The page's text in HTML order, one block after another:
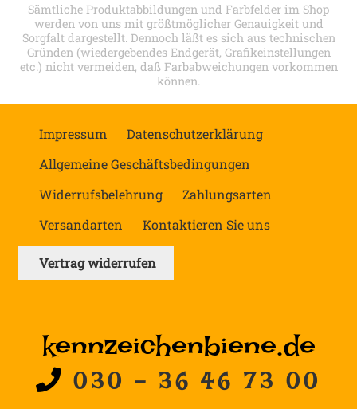
Sämtliche Produktabbildungen und Farbfelder im Shop
werden von uns mit größtmöglicher Genauigkeit und
Sorgfalt dargestellt. Dennoch läßt es sich aus technischen
Gründen (wiedergebendes Endgerät, Grafikeinstellungen
etc.) nicht vermeiden, daß Farbabweichungen vorkommen
können.
Impressum
Datenschutzerklärung
Allgemeine Geschäftsbedingungen
Widerrufsbelehrung
Zahlungsarten
Versandarten
Kontaktieren Sie uns
Vertrag widerrufen
kennzeichenbiene.de
030 - 36 46 73 00